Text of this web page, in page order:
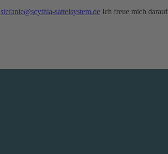
stefanie@scythia-sattelsystem.de Ich freue mich darauf